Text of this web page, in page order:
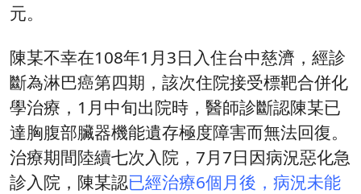
元。
陳某不幸在108年1月3日入住台中慈濟，經診
斷為淋巴癌第四期，該次住院接受標靶合併化
學治療，1月中旬出院時，醫師診斷認陳某已
達胸腹部臟器機能遺存極度障害而無法回復。
治療期間陸續七次入院，7月7日因病況惡化急
診入院，陳某認已經治療6個月後，病況未能